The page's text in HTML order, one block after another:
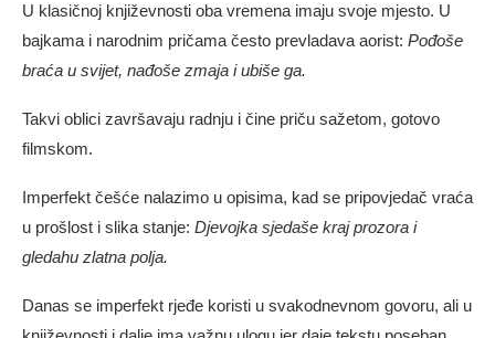
U klasičnoj književnosti oba vremena imaju svoje mjesto. U
bajkama i narodnim pričama često prevladava aorist: Pođoše
braća u svijet, nađoše zmaja i ubiše ga.
Takvi oblici završavaju radnju i čine priču sažetom, gotovo
filmskom.
Imperfekt češće nalazimo u opisima, kad se pripovjedač vraća
u prošlost i slika stanje: Djevojka sjedaše kraj prozora i
gledahu zlatna polja.
Danas se imperfekt rjeđe koristi u svakodnevnom govoru, ali u